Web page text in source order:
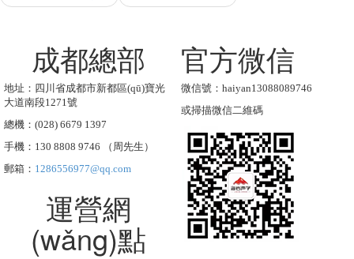
成都總部
地址：四川省成都市新都區(qū)寶光
大道南段1271號
總機：(028) 6679 1397
手機：130 8808 9746 （周先生）
郵箱： 1286556977@qq.com
運營網
(wǎng)點
官方微信
微信號：haiyan13088089746
或掃描微信二維碼